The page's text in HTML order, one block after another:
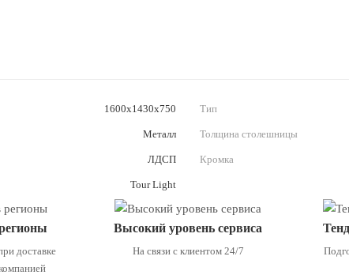
1600х1430х750 Тип
—
Металл Толщина столешницы
—
ЛДСП Кромка
—
Tour Light
доставке
Высокий уровень сервиса
На связи с клиентом 24/7